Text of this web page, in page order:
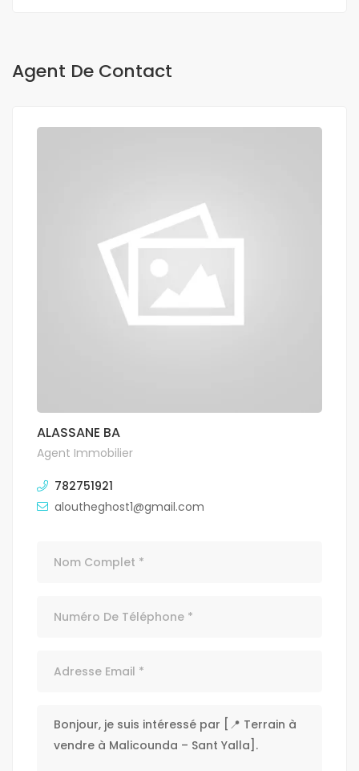
Agent De Contact
ALASSANE BA
Agent Immobilier
782751921
aloutheghost1@gmail.com